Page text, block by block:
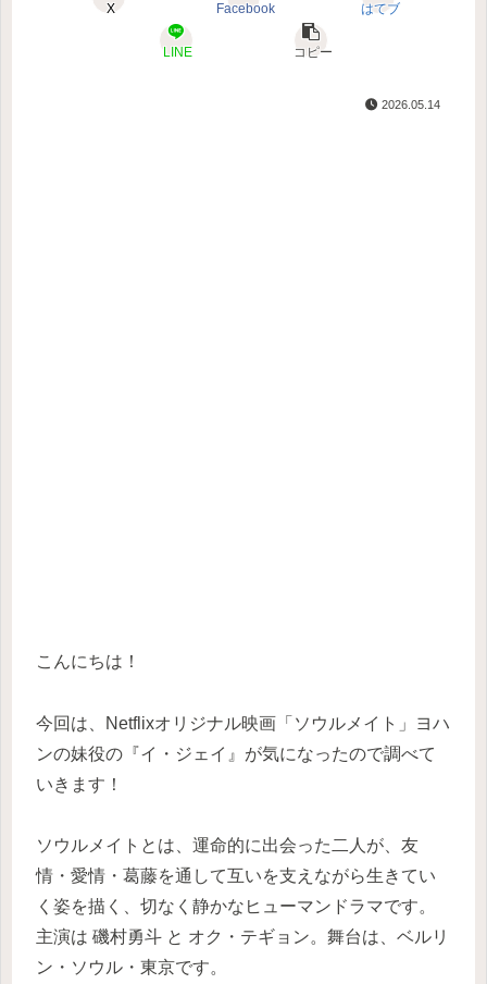
X Facebook はてブ
LINE コピー
2026.05.14
こんにちは！
今回は、Netflixオリジナル映画「ソウルメイト」ヨハ
ンの妹役の『イ・ジェイ』が気になったので調べて
いきます！
ソウルメイトとは、運命的に出会った二人が、友
情・愛情・葛藤を通して互いを支えながら生きてい
く姿を描く、切なく静かなヒューマンドラマです。
主演は 磯村勇斗 と オク・テギョン。舞台は、ベルリ
ン・ソウル・東京です。